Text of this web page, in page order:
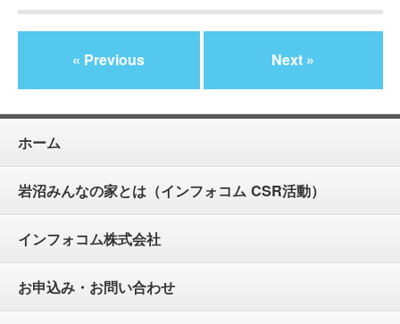
« Previous Next »
ホーム
岩沼みんなの家とは（インフォコム CSR活動）
インフォコム株式会社
お申込み・お問い合わせ